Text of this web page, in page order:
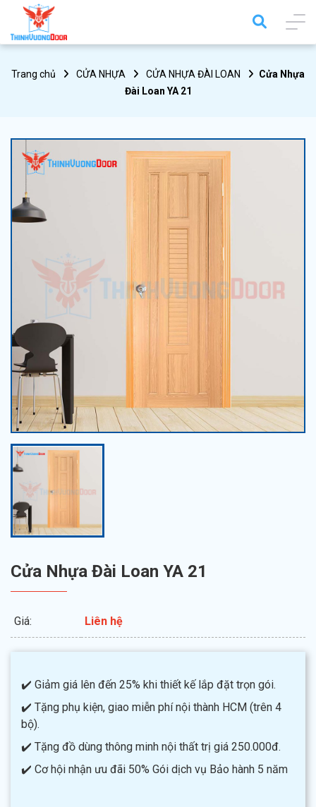
Trang chủ CỬA NHỰA CỬA NHỰA ĐÀI LOAN
Cửa Nhựa
Đài Loan YA 21
Cửa Nhựa Đài Loan YA 21
Giá: Liên hệ
✔️ Giảm giá lên đến 25% khi thiết kế lắp đặt trọn gói.
✔️ Tặng phụ kiện, giao miễn phí nội thành HCM (trên 4
bộ).
✔️ Tặng đồ dùng thông minh nội thất trị giá 250.000đ.
✔️ Cơ hội nhận ưu đãi 50% Gói dịch vụ Bảo hành 5 năm